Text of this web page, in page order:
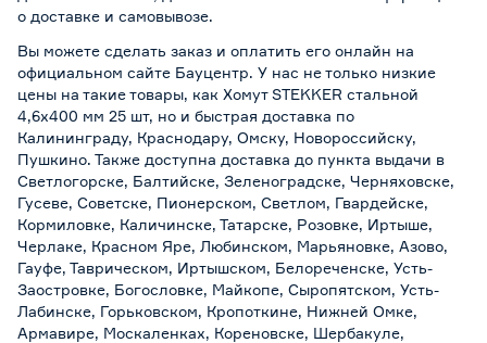
о доставке и самовывозе.
Вы можете сделать заказ и оплатить его онлайн на
официальном сайте Бауцентр. У нас не только низкие
цены на такие товары, как Хомут STEKKER стальной
4,6х400 мм 25 шт, но и быстрая доставка по
Калининграду, Краснодару, Омску, Новороссийску,
Пушкино. Также доступна доставка до пункта выдачи в
Светлогорске, Балтийске, Зеленоградске, Черняховске,
Гусеве, Советске, Пионерском, Светлом, Гвардейске,
Кормиловке, Каличинске, Татарске, Розовке, Иртыше,
Черлаке, Красном Яре, Любинском, Марьяновке, Азово,
Гауфе, Таврическом, Иртышском, Белореченске, Усть-
Заостровке, Богословке, Майкопе, Сыропятском, Усть-
Лабинске, Горьковском, Кропоткине, Нижней Омке,
Армавире, Москаленках, Кореновске, Шербакуле,